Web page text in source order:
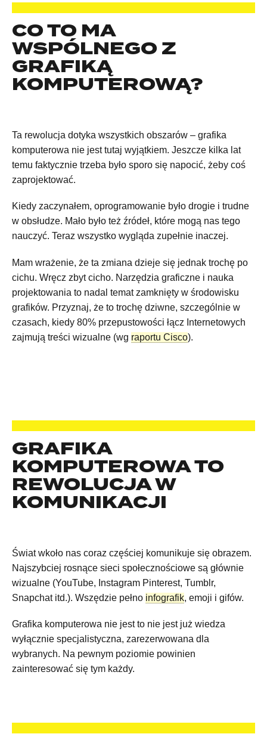
CO TO MA
WSPÓLNEGO Z
GRAFIKĄ
KOMPUTEROWĄ?
Ta rewolucja dotyka wszystkich obszarów – grafika
komputerowa nie jest tutaj wyjątkiem. Jeszcze kilka lat
temu faktycznie trzeba było sporo się napocić, żeby coś
zaprojektować.
Kiedy zaczynałem, oprogramowanie było drogie i trudne
w obsłudze. Mało było też źródeł, które mogą nas tego
nauczyć. Teraz wszystko wygląda zupełnie inaczej.
Mam wrażenie, że ta zmiana dzieje się jednak trochę po
cichu. Wręcz zbyt cicho. Narzędzia graficzne i nauka
projektowania to nadal temat zamknięty w środowisku
grafików. Przyznaj, że to trochę dziwne, szczególnie w
czasach, kiedy 80% przepustowości łącz Internetowych
zajmują treści wizualne (wg raportu Cisco).
GRAFIKA
KOMPUTEROWA TO
REWOLUCJA W
KOMUNIKACJI
Świat wkoło nas coraz częściej komunikuje się obrazem.
Najszybciej rosnące sieci społecznościowe są głównie
wizualne (YouTube, Instagram Pinterest, Tumblr,
Snapchat itd.). Wszędzie pełno infografik, emoji i gifów.
Grafika komputerowa nie jest to nie jest już wiedza
wyłącznie specjalistyczna, zarezerwowana dla
wybranych. Na pewnym poziomie powinien
zainteresować się tym każdy.